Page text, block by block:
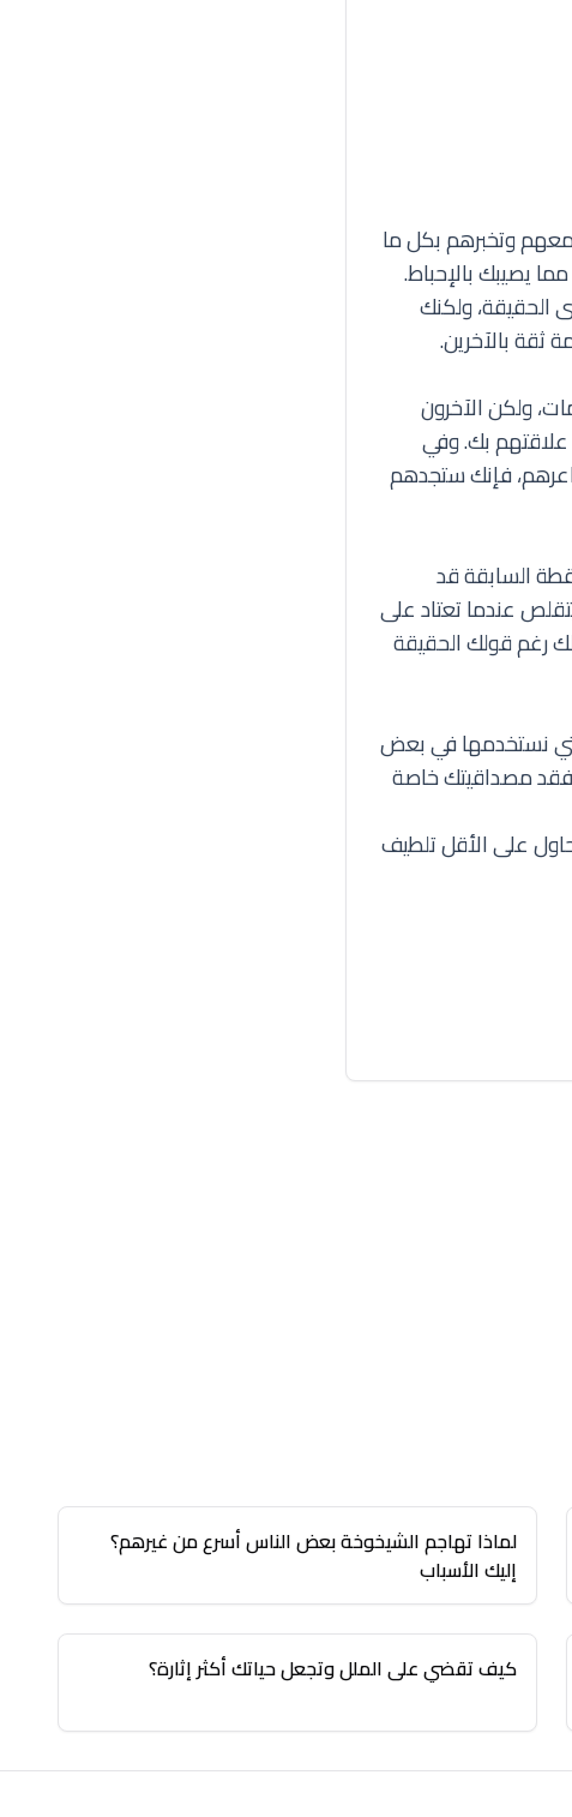
وتخبرهم بكل ما
يصيبك بالإحباط.
الحقيقة، ولكنك
بالآخرين.
ولكن الآخرون
بك. وفي
فإنك ستجدهم
السابقة قد
عندما تعتاد على
رغم قولك الحقيقة
التي نستخدمها في بعض
مصداقيتك خاصة
على الأقل تلطيف
لماذا تهاجم الشيخوخة بعض الناس أسرع من غيرهم؟
إليك الأسباب
كيف تقضي على الملل وتجعل حياتك أكثر إثارة؟